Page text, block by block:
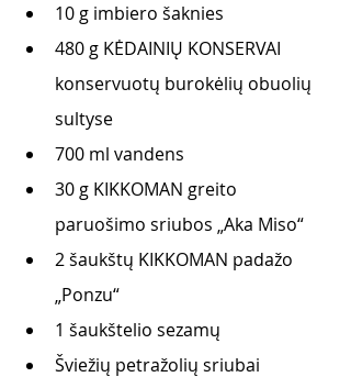
10 g imbiero šaknies
480 g KĖDAINIŲ KONSERVAI
konservuotų burokėlių obuolių
sultyse
700 ml vandens
30 g KIKKOMAN greito
paruošimo sriubos „Aka Miso“
2 šaukštų KIKKOMAN padažo
„Ponzu“
1 šaukštelio sezamų
Šviežių petražolių sriubai